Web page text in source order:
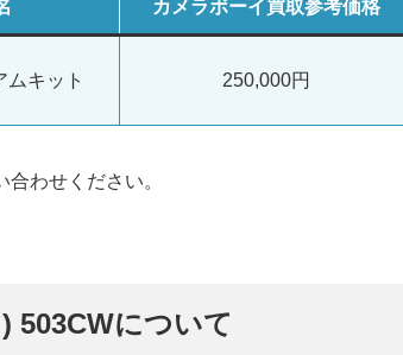
カメラボーイ買取参考価格
ムキット 250,000円
わせください。
503CWについて